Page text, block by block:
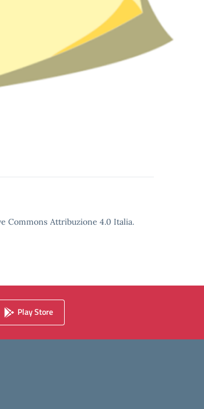
Commons Attribuzione 4.0 Italia.
Play Store